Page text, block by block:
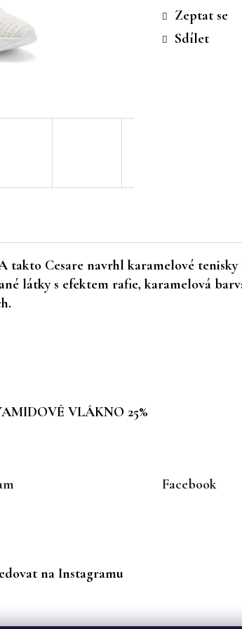
cena:Zeptat se
Sdílet
takto Cesare navrhl karamelové
látky s efektem rafie, karamelová
VLÁKNO 25%
na Instagramu
Facebook